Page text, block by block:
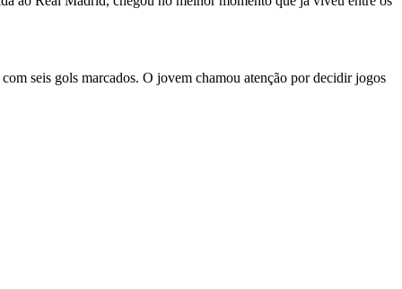
seis gols marcados. O jovem chamou atenção por decidir jogos